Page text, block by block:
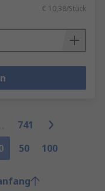
€ 10,38/Stück
741
50 100